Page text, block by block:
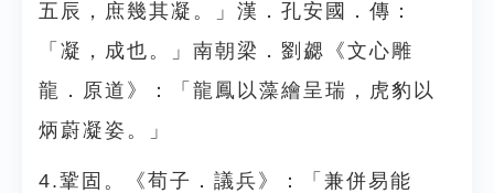
五辰，庶幾其凝。」漢．孔安國．傳：
「凝，成也。」南朝梁．劉勰《文心雕
龍．原道》：「龍鳳以藻繪呈瑞，虎豹以
炳蔚凝姿。」
4.鞏固。《荀子．議兵》：「兼併易能